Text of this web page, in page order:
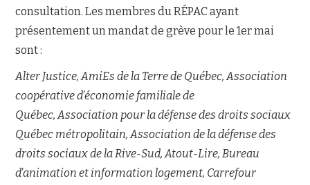
consultation. Les membres du RÉPAC ayant
présentement un mandat de grève pour le 1er mai
sont :
Alter Justice, AmiEs de la Terre de Québec, Association
coopérative d’économie familiale de
Québec, Association pour la défense des droits sociaux
Québec métropolitain, Association de la défense des
droits sociaux de la Rive-Sud, Atout-Lire, Bureau
d’animation et information logement, Carrefour